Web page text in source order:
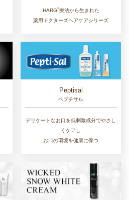
HARG®︎療法から生まれた
薬用ドクターズヘアケアシリーズ
Peptisal
ペプチサル
デリケートなお口を低刺激成分でやさし
くケアし
お口の環境を健康に保つ